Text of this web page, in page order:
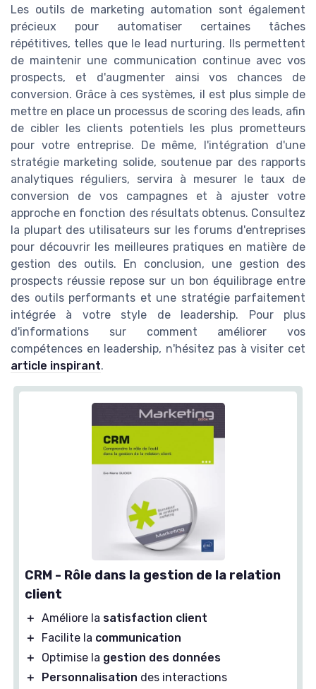
Les outils de marketing automation sont également
précieux pour automatiser certaines tâches
répétitives, telles que le lead nurturing. Ils permettent
de maintenir une communication continue avec vos
prospects, et d'augmenter ainsi vos chances de
conversion. Grâce à ces systèmes, il est plus simple de
mettre en place un processus de scoring des leads, afin
de cibler les clients potentiels les plus prometteurs
pour votre entreprise. De même, l'intégration d'une
stratégie marketing solide, soutenue par des rapports
analytiques réguliers, servira à mesurer le taux de
conversion de vos campagnes et à ajuster votre
approche en fonction des résultats obtenus. Consultez
la plupart des utilisateurs sur les forums d'entreprises
pour découvrir les meilleures pratiques en matière de
gestion des outils. En conclusion, une gestion des
prospects réussie repose sur un bon équilibrage entre
des outils performants et une stratégie parfaitement
intégrée à votre style de leadership. Pour plus
d'informations sur comment améliorer vos
compétences en leadership, n'hésitez pas à visiter cet
article inspirant.
CRM - Rôle dans la gestion de la relation
client
＋ Améliore la satisfaction client
＋
Facilite la communication
＋
Optimise la gestion des données
＋
Personnalisation des interactions